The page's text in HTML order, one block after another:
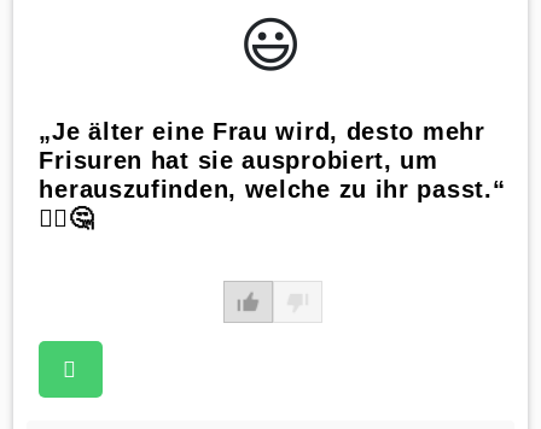
😃️
„Je älter eine Frau wird, desto mehr
Frisuren hat sie ausprobiert, um
herauszufinden, welche zu ihr passt.“
💇‍♀️🤔